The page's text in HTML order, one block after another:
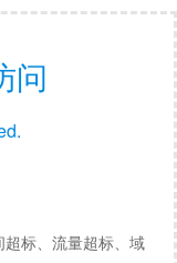
问
标、流量超标、域